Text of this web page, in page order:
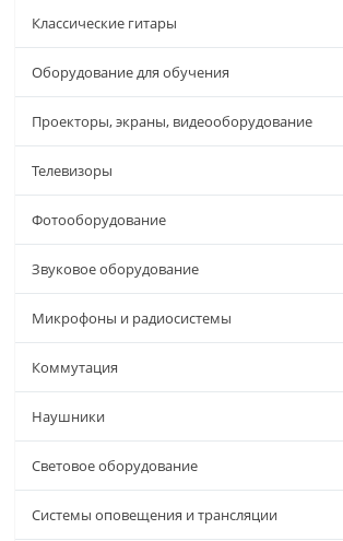
Классические гитары
Оборудование для обучения
Проекторы, экраны, видеооборудование
Телевизоры
Фотооборудование
Звуковое оборудование
Микрофоны и радиосистемы
Коммутация
Наушники
Световое оборудование
Системы оповещения и трансляции